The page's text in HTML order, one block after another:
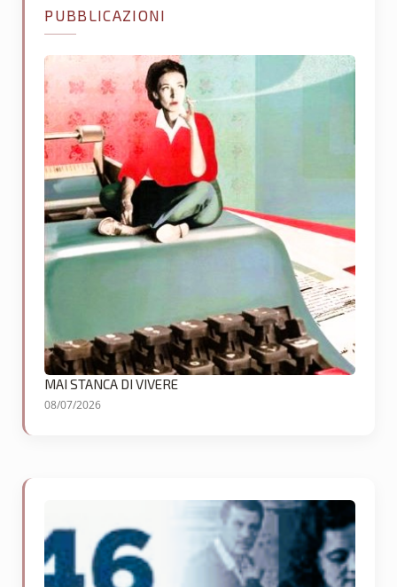
PUBBLICAZIONI
MAI STANCA DI VIVERE
08/07/2026